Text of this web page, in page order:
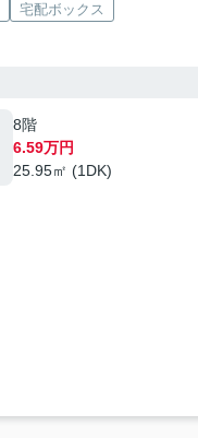
宅配ボックス
8階
6.59万円
25.95㎡ (1DK)